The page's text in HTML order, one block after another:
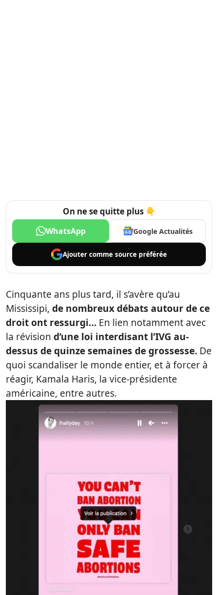
On ne se quitte plus 👇
WhatsApp Google Actualités
Ajouter comme source préférée
Cinquante ans plus tard, il s’avère qu’au
Mississipi, de nombreux débats autour de ce
droit ont ressurgi… En lien notamment avec
la révision d’une loi interdisant l’IVG au-
dessus de quinze semaines de grossesse. De
quoi scandaliser le monde entier, et à forcer à
réagir, Kamala Haris, la vice-présidente
américaine, entre autres.